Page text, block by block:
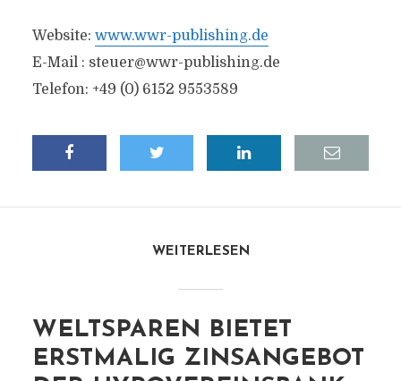
Website: www.wwr-publishing.de
E-Mail : steuer@wwr-publishing.de
Telefon: +49 (0) 6152 9553589
WEITERLESEN
WELTSPAREN BIETET
ERSTMALIG ZINSANGEBOT